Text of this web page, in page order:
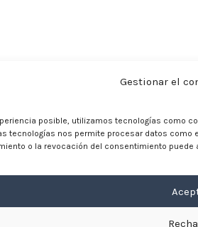
Gestionar el
posible, utilizamos tecnologías como
tecnologías nos permite procesar datos
o la revocación del consentimiento